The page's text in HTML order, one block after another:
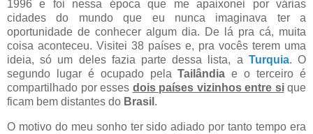
1996 e foi nessa época que me apaixonei por várias
cidades do mundo que eu nunca imaginava ter a
oportunidade de conhecer algum dia. De lá pra cá, muita
coisa aconteceu. Visitei 38 países e, pra vocês terem uma
ideia, só um deles fazia parte dessa lista, a Turquia. O
segundo lugar é ocupado pelaTailândia e o terceiro é
compartilhado por esses dois países vizinhos entre sique
ficam bem distantes do Brasil .
O motivo do meu sonho ter sido adiado por tanto tempo era